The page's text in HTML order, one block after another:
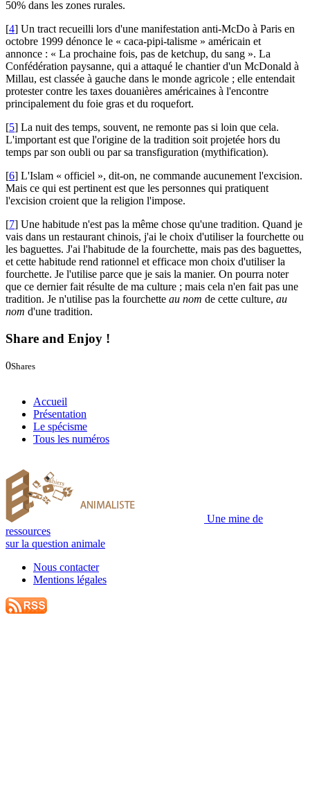
50% dans les zones rurales.
[4] Un tract recueilli lors d'une manifestation anti-McDo à Paris en
octobre 1999 dénonce le « caca-pipi-talisme » américain et
annonce : « La prochaine fois, pas de ketchup, du sang ». La
Confédération paysanne, qui a attaqué le chantier d'un McDonald à
Millau, est classée à gauche dans le monde agricole ; elle entendait
protester contre les taxes douanières américaines à l'encontre
principalement du foie gras et du roquefort.
[5] La nuit des temps, souvent, ne remonte pas si loin que cela.
L'important est que l'origine de la tradition soit projetée hors du
temps par son oubli ou par sa transfiguration (mythification).
[6] L'Islam « officiel », dit-on, ne commande aucunement l'excision.
Mais ce qui est pertinent est que les personnes qui pratiquent
l'excision croient que la religion l'impose.
[7] Une habitude n'est pas la même chose qu'une tradition. Quand je
vais dans un restaurant chinois, j'ai le choix d'utiliser la fourchette ou
les baguettes. J'ai l'habitude de la fourchette, mais pas des baguettes,
et cette habitude rend rationnel et efficace mon choix d'utiliser la
fourchette. Je l'utilise parce que je sais la manier. On pourra noter
que ce dernier fait résulte de ma culture ; mais cela n'en fait pas une
tradition. Je n'utilise pas la fourchette au nom de cette culture, au
nom d'une tradition.
Share and Enjoy !
0Shares
Accueil
Présentation
Le spécisme
Tous les numéros
Une mine de
ressources
sur la question animale
Nous contacter
Mentions légales